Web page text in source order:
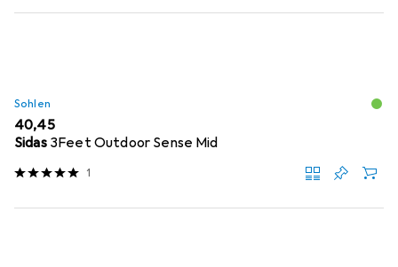
Sohlen
EUR
40,45
Sidas 3Feet Outdoor Sense Mid
1